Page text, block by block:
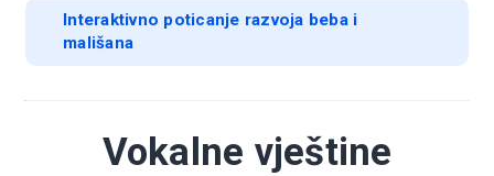
Interaktivno poticanje razvoja beba i
mališana
Vokalne vještine